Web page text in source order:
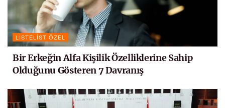
LISTELIST ÖZEL
Bir Erkeğin Alfa Kişilik Özelliklerine Sahip
Olduğunu Gösteren 7 Davranış